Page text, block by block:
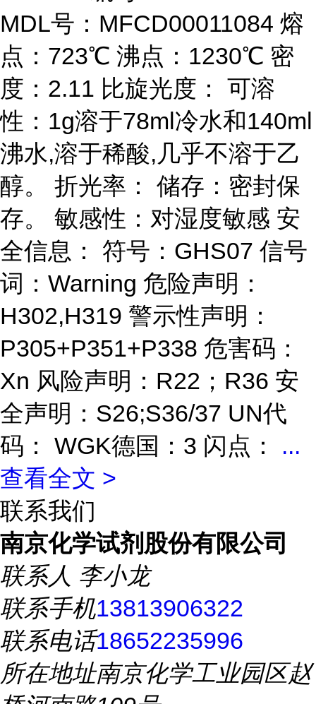
MDL号：MFCD00011084 熔
点：723℃ 沸点：1230℃ 密
度：2.11 比旋光度： 可溶
性：1g溶于78ml冷水和140ml
沸水,溶于稀酸,几乎不溶于乙
醇。 折光率： 储存：密封保
存。 敏感性：对湿度敏感 安
全信息： 符号：GHS07 信号
词：Warning 危险声明：
H302,H319 警示性声明：
P305+P351+P338 危害码：
Xn 风险声明：R22；R36 安
全声明：S26;S36/37 UN代
码： WGK德国：3 闪点： ...
查看全文 >
联系我们
南京化学试剂股份有限公司
联系人 李小龙
联系手机13813906322
联系电话18652235996
所在地址南京化学工业园区赵